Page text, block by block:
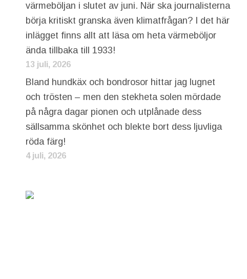
värmeböljan i slutet av juni. När ska journalisterna
börja kritiskt granska även klimatfrågan? I det här
inlägget finns allt att läsa om heta värmeböljor
ända tillbaka till 1933!
13 juli, 2026
Bland hundkäx och bondrosor hittar jag lugnet
och trösten – men den stekheta solen mördade
på några dagar pionen och utplånade dess
sällsamma skönhet och blekte bort dess ljuvliga
röda färg!
4 juli, 2026